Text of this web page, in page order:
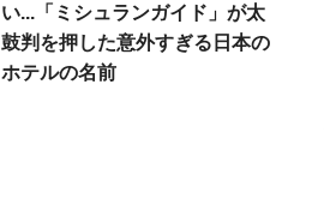
い...「ミシュランガイド」が太
鼓判を押した意外すぎる日本の
ホテルの名前